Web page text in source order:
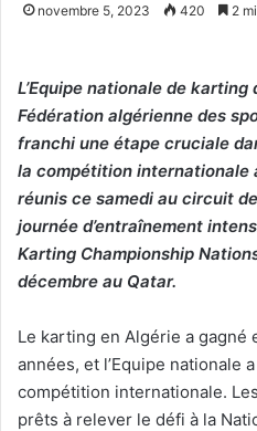
novembre 5, 2023 420 2
L’Equipe nationale de karting
Fédération algérienne des
franchi une étape cruciale
la compétition internationale
réunis ce samedi au circuit
journée d’entraînement
Karting Championship
décembre au Qatar.
Le karting en Algérie a
années, et l’Equipe nationale
compétition internationale.
prêts à relever le défi à la